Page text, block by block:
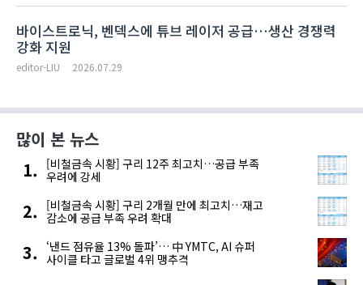
바이스트로닉, 벤덱스에 튜브 레이저 공급…생산 경쟁력
강화 지원
editor-LIU 2026.07.29
많이 본 뉴스
[비철금속 시황] 구리 12주 최고치…공급 부족
우려에 강세
[비철금속 시황] 구리 2개월 만에 최고치…재고
감소에 공급 부족 우려 확대
‘낸드 점유율 13% 돌파’… 中 YMTC, AI 슈퍼
사이클 타고 글로벌 4위 맹추격